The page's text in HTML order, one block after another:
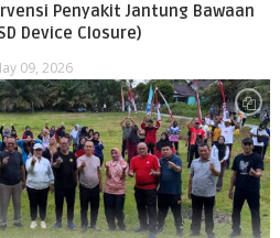
Penyakit Jantung Bawaan
Device Closure)
09, 2026